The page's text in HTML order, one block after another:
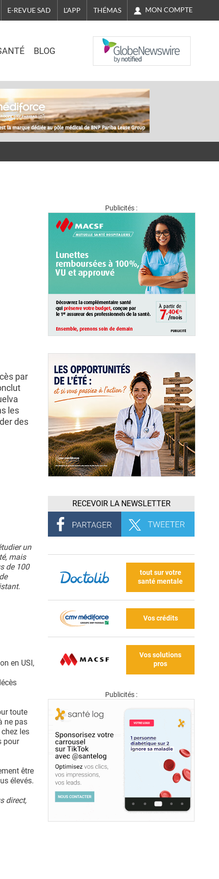
E-REVUE SAD L'APP THÉMAS MON COMPTE
BLOG
NASDAQ
par
les
des
un
mais
de 100
en USI,
toute
ne pas
les
pour
être
élevés.
direct,
Publicités :
RECEVOIR LA NEWSLETTER
tout sur votre
santé mentale
Vos crédits
Vos solutions
pros
Publicités :